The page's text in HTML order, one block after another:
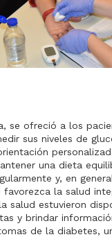
se ofreció a los
sus niveles de
una dieta
y, en
la salud
salud estuvieron
y brindar
de la diabetes,